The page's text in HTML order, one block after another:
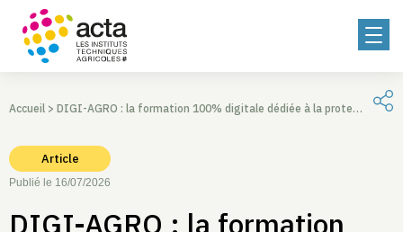
Accueil > DIGI-AGRO : la formation 100% digitale dédiée à la protection intégrée des cultures
Article
Publié le 16/07/2026
DIGI-AGRO : la formation